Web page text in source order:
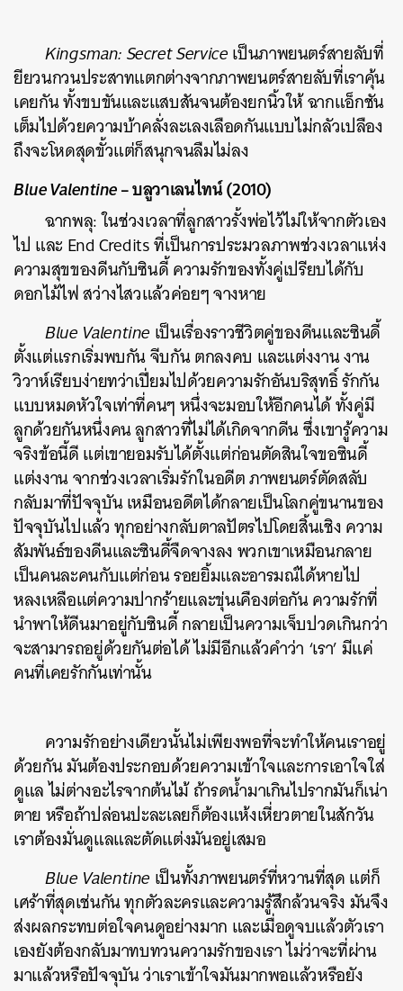
Kingsman: Secret Serviceเป็นภาพยนตร์สายลับที่
ยียวนกวนประสาทแตกต่างจากภาพยนตร์สายลับที่เราคุ้น
เคยกัน ทั้งขบขันและแสบสันจนต้องยกนิ้วให้ ฉากแอ็กชัน
เต็มไปด้วยความบ้าคลั่งละเลงเลือดกันแบบไม่กลัวเปลือง
ถึงจะโหดสุดขั้วแต่ก็สนุกจนลืมไม่ลง
Blue Valentine– บลูวาเลนไทน์ (2010)
ฉากพลุ: ในช่วงเวลาที่ลูกสาวรั้งพ่อไว้ไม่ให้จากตัวเอง
ไป และ End Credits ที่เป็นการประมวลภาพช่วงเวลาแห่ง
ความสุขของดีนกับซินดี้ ความรักของทั้งคู่เปรียบได้กับ
ดอกไม้ไฟ สว่างไสวแล้วค่อยๆ จางหาย
Blue Valentine เป็นเรื่องราวชีวิตคู่ของดีนและซินดี้
ตั้งแต่แรกเริ่มพบกัน จีบกัน ตกลงคบ และแต่งงาน งาน
วิวาห์เรียบง่ายทว่าเปี่ยมไปด้วยความรักอันบริสุทธิ์ รักกัน
แบบหมดหัวใจเท่าที่คนๆ หนึ่งจะมอบให้อีกคนได้ ทั้งคู่มี
ลูกด้วยกันหนึ่งคน ลูกสาวที่ไม่ได้เกิดจากดีน ซึ่งเขารู้ความ
จริงข้อนี้ดี แต่เขายอมรับได้ตั้งแต่ก่อนตัดสินใจขอซินดี้
แต่งงาน จากช่วงเวลาเริ่มรักในอดีต ภาพยนตร์ตัดสลับ
กลับมาที่ปัจจุบัน เหมือนอดีตได้กลายเป็นโลกคู่ขนานของ
ปัจจุบันไปแล้ว ทุกอย่างกลับตาลปัตรไปโดยสิ้นเชิง ความ
สัมพันธ์ของดีนและซินดี้จืดจางลง พวกเขาเหมือนกลาย
เป็นคนละคนกับแต่ก่อน รอยยิ้มและอารมณ์ได้หายไป
หลงเหลือแต่ความปากร้ายและขุ่นเคืองต่อกัน ความรักที่
นำพาให้ดีนมาอยู่กับซินดี้ กลายเป็นความเจ็บปวดเกินกว่า
จะสามารถอยู่ด้วยกันต่อได้ ไม่มีอีกแล้วคำว่า ‘เรา’ มีแค่
คนที่เคยรักกันเท่านั้น
ความรักอย่างเดียวนั้นไม่เพียงพอที่จะทำให้คนเราอยู่
ด้วยกัน มันต้องประกอบด้วยความเข้าใจและการเอาใจใส่
ดูแล ไม่ต่างอะไรจากต้นไม้ ถ้ารดน้ำมาเกินไปรากมันก็เน่า
ตาย หรือถ้าปล่อนปะละเลยก็ต้องแห้งเหี่ยวตายในสักวัน
เราต้องมั่นดูแลและตัดแต่งมันอยู่เสมอ
Blue Valentine เป็นทั้งภาพยนตร์ที่หวานที่สุด แต่ก็
เศร้าที่สุดเช่นกัน ทุกตัวละครและความรู้สึกล้วนจริง มันจึง
ส่งผลกระทบต่อใจคนดูอย่างมาก และเมื่อดูจบแล้วตัวเรา
เองยังต้องกลับมาทบทวนความรักของเรา ไม่ว่าจะที่ผ่าน
มาแล้วหรือปัจจุบัน ว่าเราเข้าใจมันมากพอแล้วหรือยัง